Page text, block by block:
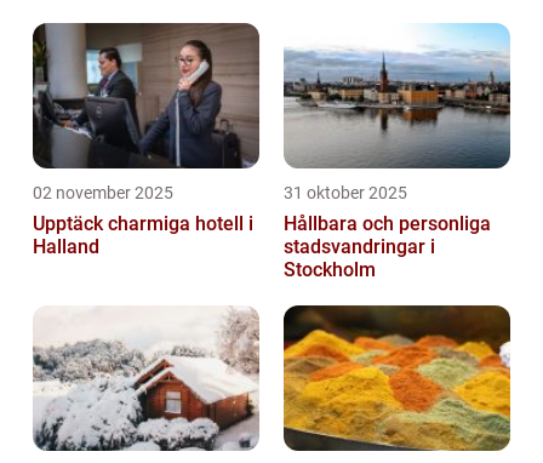
02 november 2025
Upptäck charmiga hotell i
Halland
31 oktober 2025
Hållbara och personliga
stadsvandringar i
Stockholm